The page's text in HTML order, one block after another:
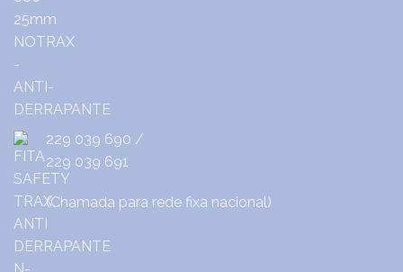
229 039 690 /
229 039 691
(Chamada para rede fixa nacional)